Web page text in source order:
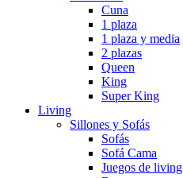
Cuna
1 plaza
1 plaza y media
2 plazas
Queen
King
Super King
Living
Sillones y Sofás
Sofás
Sofá Cama
Juegos de living